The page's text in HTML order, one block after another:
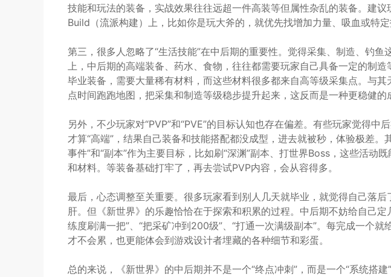
技能和玩法的装备，实战效果往往远超一件高装等但属性杂乱的装备。建
Build（流派构建）上，比如你是玩大斧的，就优先找增加力量、吸血或特定
第三，很多人忽略了“生活技能”在中后期的重要性。觉得采集、制造、钓鱼
上，中后期的高端装备、药水、食物，往往都需要玩家自己具备一定的制造
毕业装备，需要大量稀有材料，而这些材料很多都来自高等级采集点。与
点时间跑跑地图，把采集和制造等级稳步提升起来，这反而是一种更稳健的
另外，不少玩家对“PVP”和“PVE”的目标认知也存在偏差。有些玩家觉得中
才算“高端”，结果自己装备和技能搭配都没成型，进去就被秒，体验极差。
事件”和“副本”作为主要目标，比如刷“深渊”副本、打世界Boss，这些活动
和材料。等装备基础打牢了，再去尝试PVP内容，会从容得多。
最后，心态调整至关重要。很多玩家看到别人几天就毕业，就觉得自己落后
肝。但《新世界》的乐趣恰恰在于探索和积累的过程。中后期不妨给自己
练度刷满一把”、“把采矿冲到200级”、“打通一次满级副本”。每完成一个
才不会累，也更能体会到游戏设计者埋藏的各种细节和彩蛋。
总的来说，《新世界》的中后期并不是一个“终点冲刺”，而是一个“系统搭